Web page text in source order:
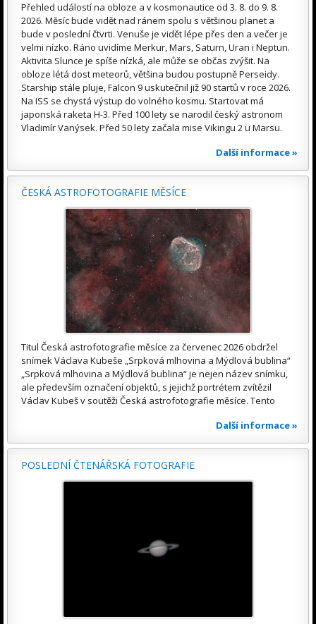
Přehled událostí na obloze a v kosmonautice od 3. 8. do 9. 8.
2026. Měsíc bude vidět nad ránem spolu s většinou planet a
bude v poslední čtvrti. Venuše je vidět lépe přes den a večer je
velmi nízko. Ráno uvidíme Merkur, Mars, Saturn, Uran i Neptun.
Aktivita Slunce je spíše nízká, ale může se občas zvýšit. Na
obloze létá dost meteorů, většina budou postupně Perseidy.
Starship stále pluje, Falcon 9 uskutečnil již 90 startů v roce 2026.
Na ISS se chystá výstup do volného kosmu. Startovat má
japonská raketa H-3. Před 100 lety se narodil český astronom
Vladimír Vanýsek. Před 50 lety začala mise Vikingu 2 u Marsu.
Další informace »
ČESKÁ ASTROFOTOGRAFIE MĚSÍCE
Titul Česká astrofotografie měsíce za červenec 2026 obdržel
snímek Václava Kubeše „Srpková mlhovina a Mýdlová bublina“
„Srpková mlhovina a Mýdlová bublina“ je nejen název snímku,
ale především označení objektů, s jejichž portrétem zvítězil
Václav Kubeš v soutěži Česká astrofotografie měsíce. Tento
Další informace »
POSLEDNÍ ČTENÁŘSKÁ FOTOGRAFIE